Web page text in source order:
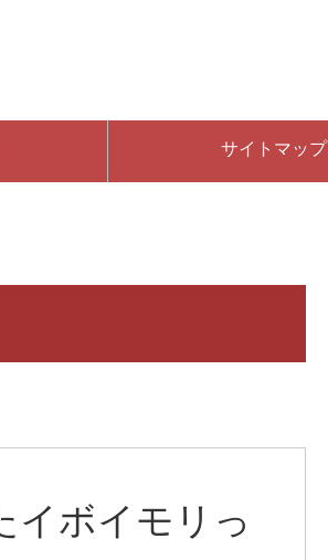
サイトマップ
イボイモリっ